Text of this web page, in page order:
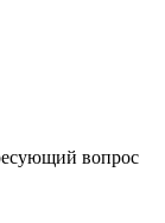
вопрос